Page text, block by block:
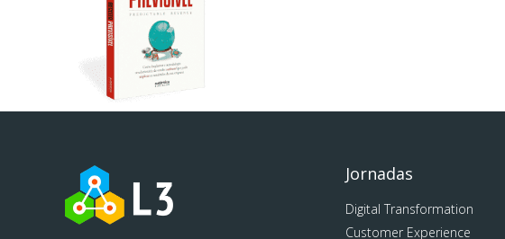
Jornadas
Digital Transformation
Customer Experience